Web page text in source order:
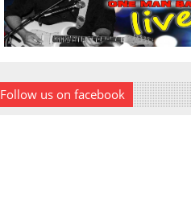
Follow us on facebook